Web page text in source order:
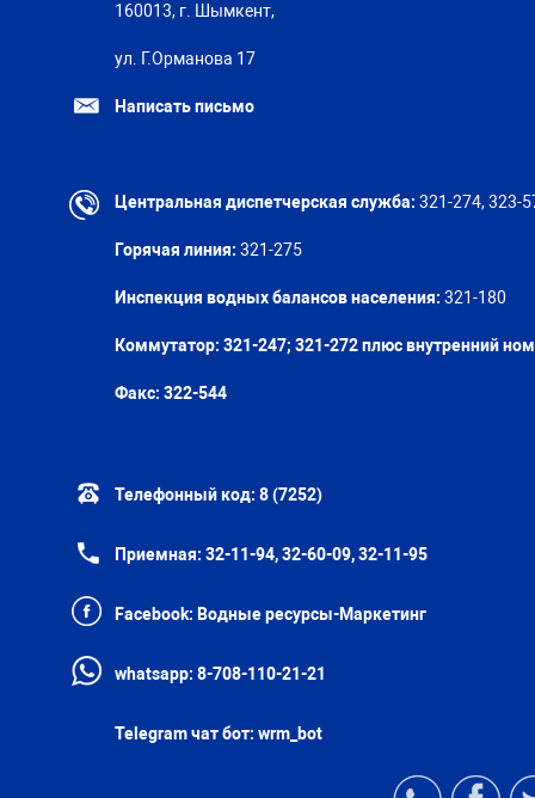
160013, г. Шымкент,
ул. Г.Орманова 17
Написать письмо
Центральная диспетчерская служба: 321-274, 323-
Горячая линия: 321-275
Инспекция водных балансов населения: 321-180
Коммутатор: 321-247; 321-272 плюс внутренний
Факс: 322-544
Телефонный код: 8 (7252)
Приемная: 32-11-94, 32-60-09, 32-11-95
Facebook: Водные ресурсы-Маркетинг
whatsapp: 8-708-110-21-21
Telegram чат бот: wrm_bot